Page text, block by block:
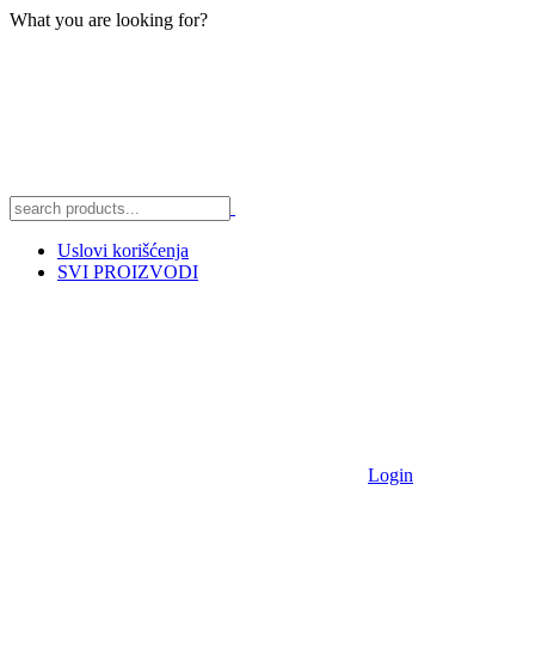
What you are looking for?
Uslovi korišćenja
SVI PROIZVODI
Login